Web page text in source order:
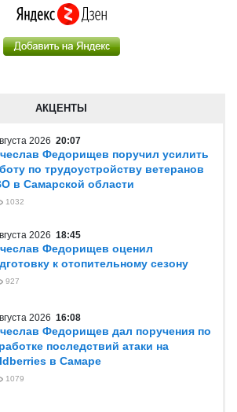
АКЦЕНТЫ
2026 20:07
Федорищев поручил усилить
по трудоустройству ветеранов
в Самарской области
1032
2026 18:45
Федорищев оценил
к отопительному сезону
927
2026 16:08
Федорищев дал поручения по
последствий атаки на
в Самаре
1079